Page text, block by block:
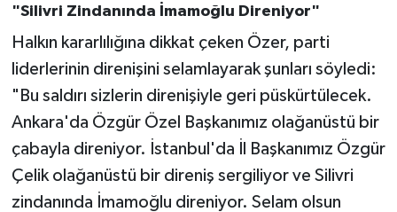
"Silivri Zindanında İmamoğlu Direniyor"
Halkın kararlılığına dikkat çeken Özer, parti
liderlerinin direnişini selamlayarak şunları söyledi:
"Bu saldırı sizlerin direnişiyle geri püskürtülecek.
Ankara'da Özgür Özel Başkanımız olağanüstü bir
çabayla direniyor. İstanbul'da İl Başkanımız Özgür
Çelik olağanüstü bir direniş sergiliyor ve Silivri
zindanında İmamoğlu direniyor. Selam olsun